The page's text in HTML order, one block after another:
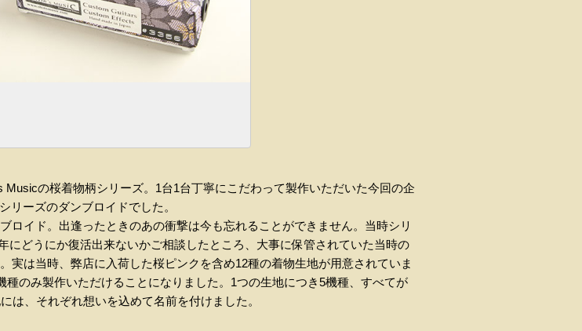
の桜着物柄シリーズ。1台1台丁寧にこだわって製作いただいた今回の企
リーズのダンブロイドでした。
ロイド。出逢ったときのあの衝撃は今も忘れることができません。当時シリ
にどうにか復活出来ないかご相談したところ、大事に保管されていた当時の
実は当時、弊店に入荷した桜ピンクを含め12種の着物生地が用意されていま
のみ製作いただけることになりました。1つの生地につき5機種、すべてが
は、それぞれ想いを込めて名前を付けました。